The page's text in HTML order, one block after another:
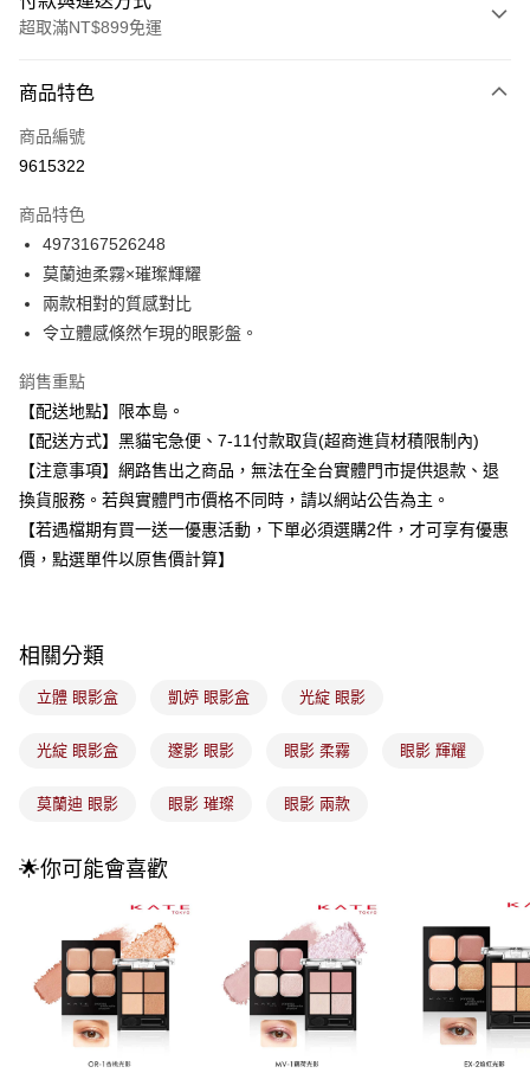
超取滿NT$899免運
信用卡一次付款
信用卡分期付款
合作金庫商業銀行
華南商業銀行
上海商業儲蓄銀行
國泰世華商業銀行
臺灣中小企業銀行
聯邦商業銀行
元大商業銀行
台新國際商業銀行
中國信託商業銀行
台灣樂天信用卡公司
LINE Pay
Apple Pay
悠遊付
Google Pay
全盈+PAY
大哥付你分期
相關說明
流程，驗證手機門號後，選擇欲分期的期數、繳款截止日，確認付款後即完
3.實際核准額度、可分期數及費用金額請依後續交易確認頁面所載為準。
消。如遇「轉專審核」未通過狀況，表示未達大哥付你分期系統評分，恕無
1.分期款項不併入電信帳單，「大哥付你分期」於每月結算日後寄送繳費提
帳／街口支付／iPASS MONEY」等通路繳費。
1.本服務係由「台灣大哥大股份有限公司」（以下簡稱本公司）所提供，讓
用戶於交易時，得透過本服務購買商品或服務，並由商店將買賣／分期付款
買賣價金債權讓與本公司後，依約使用本公司帳單繳交帳款。
2.基於同意付款使用「大哥付你分期」之契約關係目的，商店將以您的個人
資料（包含姓名、電話或地址）提供予台灣大哥大進項蒐集、處理及利用，
由本公司與您本人進行分期帳單所需資料之確認、核對及更正。
3.完整用戶服務條款，請詳閱以下連結：https://oppay.tw/userRule
運送方式
全家取貨付款
每筆NT$100，滿NT$899(含以上)免運費
7-11取貨付款
付款後7-11取貨
每筆NT$100，滿NT$899(含以上)免運費
每筆NT$100，滿NT$899(含以上)免運費
商品特色
商品編號
9615322
商品特色
4973167526248
莫蘭迪柔霧×璀璨輝耀
兩款相對的質感對比
令立體感倏然乍現的眼影盤。
銷售重點
【配送地點】限本島。
【配送方式】黑貓宅急便、7-11付款取貨(超商進貨材積限制內)
【注意事項】網路售出之商品，無法在全台實體門市提供退款、退
換貨服務。若與實體門市價格不同時，請以網站公告為主。
【若遇檔期有買一送一優惠活動，下單必須選購2件，才可享有優惠
價，點選單件以原售價計算】
相關分類
立體 眼影盒 凱婷 眼影盒 光綻 眼影
光綻 眼影盒 邃影 眼影 眼影 柔霧 眼影 輝耀
莫蘭迪 眼影 眼影 璀璨 眼影 兩款
🌟你可能會喜歡